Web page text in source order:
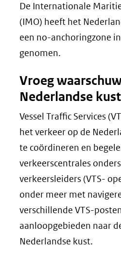
De Internationale
(IMO) heeft het
een no-anchoringzone
genomen.
Vroeg
Nederlandse kust
Vessel Traffic Services
het verkeer op de
te coördineren en
verkeerscentrales
verkeersleiders (VTS-
onder meer met
verschillende VTS-
aanloopgebieden naar
Nederlandse kust.